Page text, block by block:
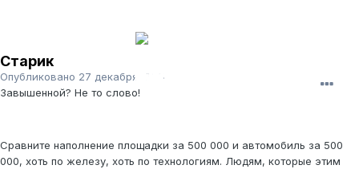
Старик
Опубликовано 27 декабря, 2011
Завышенной? Не то слово!
Сравните наполнение площадки за 500 000 и автомобиль за 500
000, хоть по железу, хоть по технологиям. Людям, которые этим